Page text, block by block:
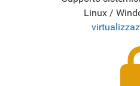
Linux /